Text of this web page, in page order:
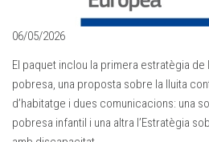
06/05/2026
El paquet inclou la primera estratègia de
pobresa, una proposta sobre la lluita
d’habitatge i dues comunicacions: una
pobresa infantil i una altra l’Estratègia